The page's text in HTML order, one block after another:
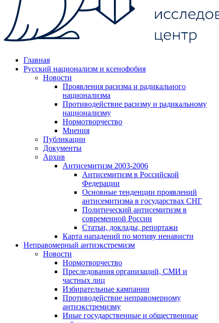
Главная
Русский национализм и ксенофобия
Новости
Проявления расизма и радикального
национализма
Противодействие расизму и радикальному
национализму
Нормотворчество
Мнения
Публикации
Документы
Архив
Антисемитизм 2003-2006
Антисемитизм в Российской
Федерации
Основные тенденции проявлений
антисемитизма в государствах СНГ
Политический антисемитизм в
современной России
Статьи, доклады, репортажи
Карта нападений по мотиву ненависти
Неправомерный антиэкстремизм
Новости
Нормотворчество
Преследования организаций, СМИ и
частных лиц
Избирательные кампании
Противодействие неправомерному
антиэкстремизму
Иные государственные и общественные